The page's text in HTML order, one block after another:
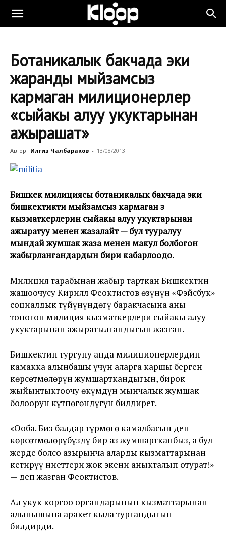
Ботаникалык бакчада эки
жаранды мыйзамсыз
кармаган милиционерлер
«сыйакы алуу укуктарынан
ажырашат»
Автор: Илгиз Чалбараков - 13/08/2013
Бишкек милициясы ботаникалык бакчада эки
бишкектикти мыйзамсыз кармаган өз
кызматкерлерин сыйакы алуу укуктарынан
ажыратуу менен жазалайт — бул тууралуу
мындай жумшак жаза менен макул болбогон
жабырлангандардын бири кабарлоодо.
Милиция тарабынан жабыр тарткан Бишкектин
жашоочусу Кирилл Феоктистов өзүнүн «Фэйсбук»
социалдык түйүнүндөгү баракчасына аны
тоногон милиция кызматкерлери сыйакы алуу
укуктарынан ажыратылгандыгын жазган.
Бишкектин тургуну анда милиционерлердин
камакка алынбашы үчүн аларга каршы берген
көрсөтмөлөрүн жумшарткандыгын, бирок
жыйынтыктоочу өкүмдүн мынчалык жумшак
болоорун күтпөгөндүгүн билдирет.
«Ооба. Биз балдар түрмөгө камалбасын деп
көрсөтмөлөрүбүздү бир аз жумшартканбыз, а бул
жерде болсо азырынча аларды кызматтарынан
кетирүү ниеттери жок экени аныкталып отурат!»
— деп жазган Феоктистов.
Ал укук коргоо органдарынын кызматтарынан
алынышына аракет кыла тургандыгын
билдирди.